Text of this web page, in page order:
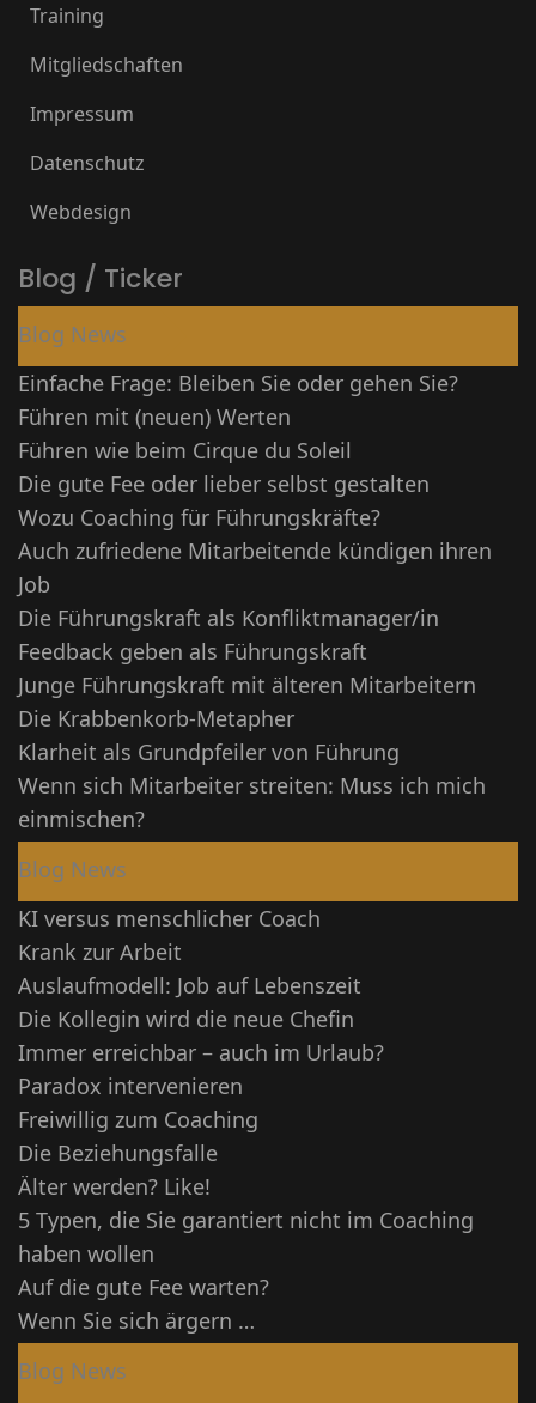
Training
Mitgliedschaften
Impressum
Datenschutz
Webdesign
Blog / Ticker
Blog News
Einfache Frage: Bleiben Sie oder gehen Sie?
Führen mit (neuen) Werten
Führen wie beim Cirque du Soleil
Die gute Fee oder lieber selbst gestalten
Wozu Coaching für Führungskräfte?
Auch zufriedene Mitarbeitende kündigen ihren
Job
Die Führungskraft als Konfliktmanager/in
Feedback geben als Führungskraft
Junge Führungskraft mit älteren Mitarbeitern
Die Krabbenkorb-Metapher
Klarheit als Grundpfeiler von Führung
Wenn sich Mitarbeiter streiten: Muss ich mich
einmischen?
Blog News
KI versus menschlicher Coach
Krank zur Arbeit
Auslaufmodell: Job auf Lebenszeit
Die Kollegin wird die neue Chefin
Immer erreichbar – auch im Urlaub?
Paradox intervenieren
Freiwillig zum Coaching
Die Beziehungsfalle
Älter werden? Like!
5 Typen, die Sie garantiert nicht im Coaching
haben wollen
Auf die gute Fee warten?
Wenn Sie sich ärgern …
Blog News